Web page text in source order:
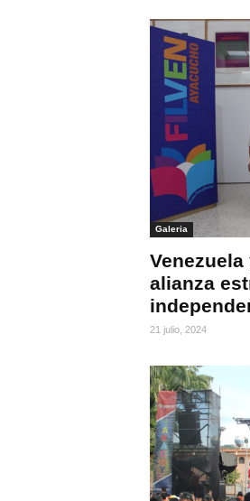
Galeria
alianza
21 julio, 2024